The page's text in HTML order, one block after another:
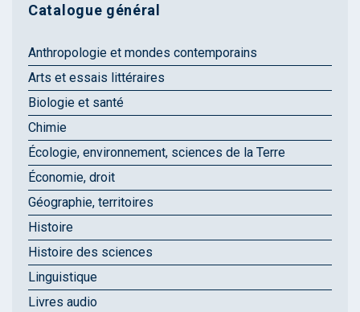
Catalogue général
Anthropologie et mondes contemporains
Arts et essais littéraires
Biologie et santé
Chimie
Écologie, environnement, sciences de la Terre
Économie, droit
Géographie, territoires
Histoire
Histoire des sciences
Linguistique
Livres audio